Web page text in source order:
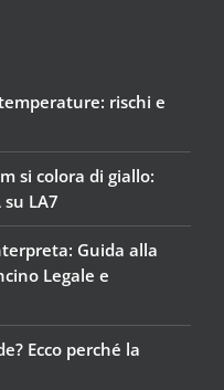
rischi e
si colora di giallo:
LA7
Guida alla
Legale e
Ecco perché la